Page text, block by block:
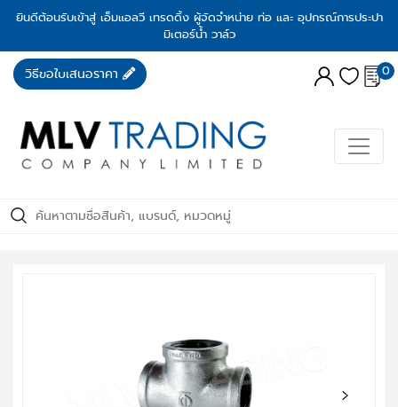
ยินดีต้อนรับเข้าสู่ เอ็มแอลวี เทรดดิ้ง ผู้จัดจำหน่าย ท่อ และ อุปกรณ์การประปา
มิเตอร์น้ำ วาล์ว
วิธีขอใบเสนอราคา 0